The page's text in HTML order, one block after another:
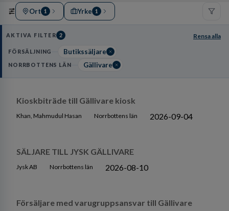
Ort 1 Yrke 1
AKTIVA FILTER 2 Rensa alla
FÖRSÄLJNING Butikssäljare
NORRBOTTENS LÄN Gällivare
Kioskbiträde till Gällivare kiosk
Khan, Mahmudul Hasan Norrbottens län 2026-09-04
SÄLJARE TILL JYSK GÄLLIVARE
Jysk AB Norrbottens län 2026-08-10
Försäljare med varugruppsansvar till Gällivare